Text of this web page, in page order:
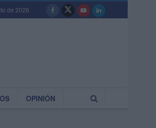
de 2026
OPINIÓN